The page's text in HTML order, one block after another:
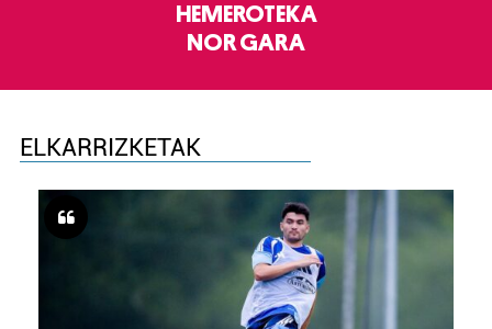
HEMEROTEKA
NOR GARA
ELKARRIZKETAK